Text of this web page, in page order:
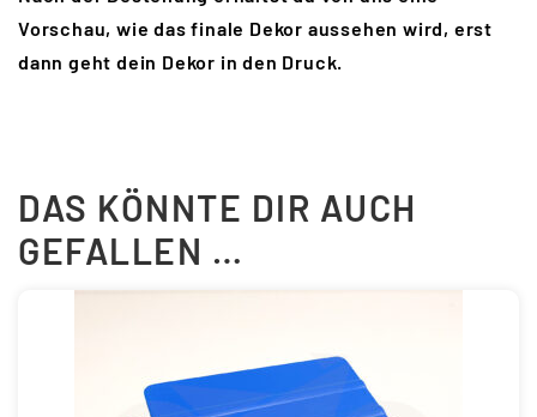
Vorschau, wie das finale Dekor aussehen wird, erst
dann geht dein Dekor in den Druck.
DAS KÖNNTE DIR AUCH
GEFALLEN …